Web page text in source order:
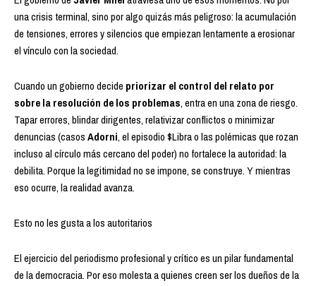
una crisis terminal, sino por algo quizás más peligroso: la acumulación
de tensiones, errores y silencios que empiezan lentamente a erosionar
el vínculo con la sociedad.
Cuando un gobierno decide priorizar el control del relato por
sobre la resolución de los problemas, entra en una zona de riesgo.
Tapar errores, blindar dirigentes, relativizar conflictos o minimizar
denuncias (casosAdorni, el episodio $Libra o las polémicas que rozan
incluso al círculo más cercano del poder) no fortalece la autoridad: la
debilita. Porque la legitimidad no se impone, se construye. Y mientras
eso ocurre, la realidad avanza.
Esto no les gusta a los autoritarios
El ejercicio del periodismo profesional y crítico es un pilar fundamental
de la democracia. Por eso molesta a quienes creen ser los dueños de la